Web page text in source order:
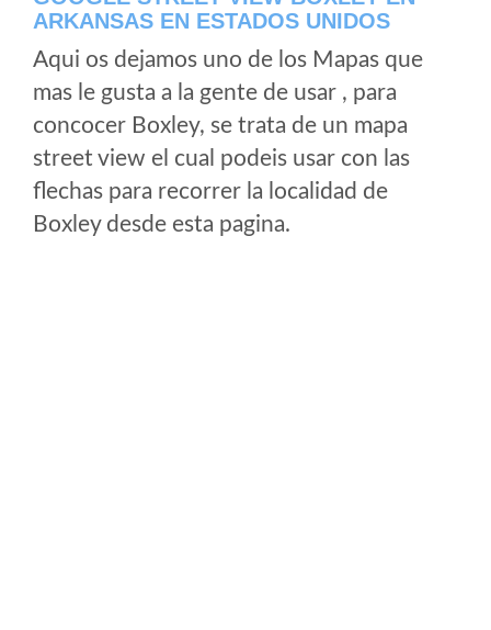
ARKANSAS EN ESTADOS UNIDOS
Aqui os dejamos uno de los Mapas que
mas le gusta a la gente de usar , para
concocer Boxley, se trata de un mapa
street view el cual podeis usar con las
flechas para recorrer la localidad de
Boxley desde esta pagina.